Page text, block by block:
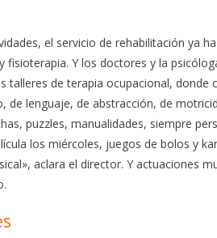
el servicio de rehabilitación ya
fisioterapia. Y los doctores y la
talleres de terapia ocupacional,
de lenguaje, de abstracción, de
puzzles, manualidades, siempre
los miércoles, juegos de bolos y
aclara el director. Y actuaciones